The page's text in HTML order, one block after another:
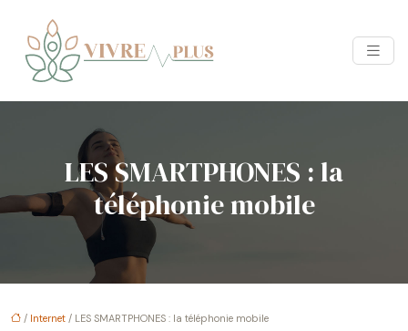
LES SMARTPHONES : la
téléphonie mobile
/ Internet / LES SMARTPHONES : la téléphonie mobile